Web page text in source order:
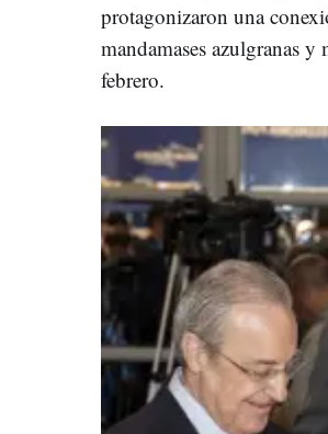
protagonizaron una
mandamases azulgranas
febrero.